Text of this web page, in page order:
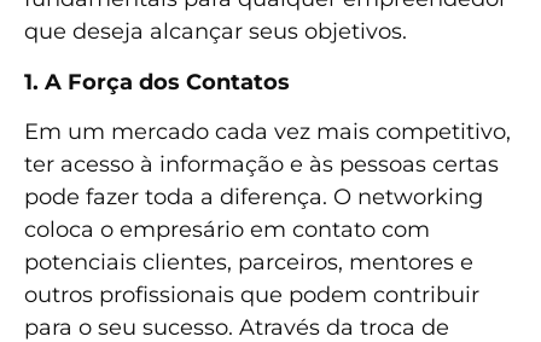
que deseja alcançar seus objetivos.
1. A Força dos Contatos
Em um mercado cada vez mais competitivo,
ter acesso à informação e às pessoas certas
pode fazer toda a diferença. O networking
coloca o empresário em contato com
potenciais clientes, parceiros, mentores e
outros profissionais que podem contribuir
para o seu sucesso. Através da troca de